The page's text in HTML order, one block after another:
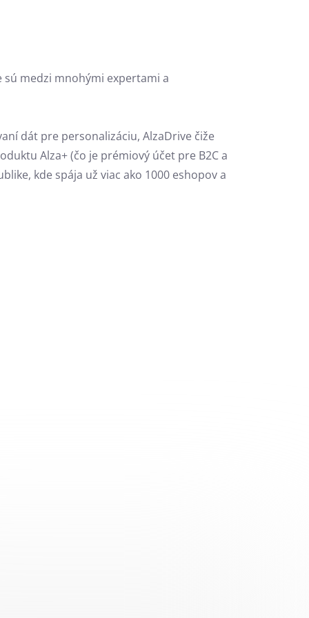
medzi mnohými expertami a
dát pre personalizáciu, AlzaDrive čiže
Alza+ (čo je prémiový účet pre B2C a
kde spája už viac ako 1000 eshopov a